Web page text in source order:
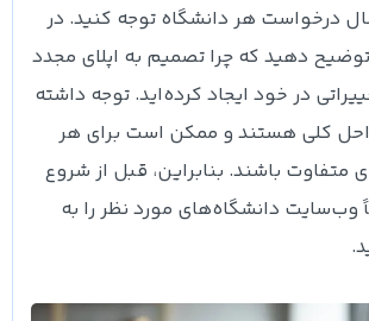
درخواست هر دانشگاه توجه کنید. در
توضیح دهید که چرا تصمیم به اپلای مجدد
در خود ایجاد کرده‌اید. توجه داشته
کلی هستند و ممکن است برای هر
متفاوت باشند. بنابراین، قبل از شروع
وب‌سایت دانشگاه‌های مورد نظر را به